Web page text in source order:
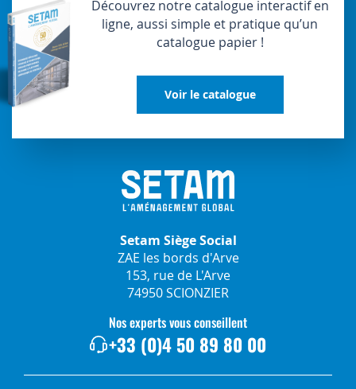
Découvrez notre catalogue interactif en
ligne, aussi simple et pratique qu’un
catalogue papier !
Voir le catalogue
Setam Siège Social
ZAE les bords d'Arve
153, rue de L'Arve
74950 SCIONZIER
Nos experts vous conseillent
+33 (0)4 50 89 80 00